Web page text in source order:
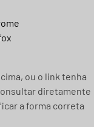
ou o link tenha
diretamente
a forma correta